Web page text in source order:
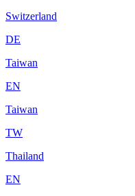
Switzerland
DE
Taiwan
EN
Taiwan
TW
Thailand
EN